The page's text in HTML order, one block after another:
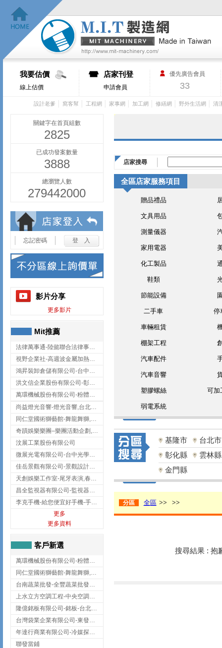
我要估價
線上估價
店家刊登
申請會員
優先廣告會員
33
設計老爹 窩客幫 工程網 家事網 加工網 修繕網 野外生活網 清
關鍵字在首頁組數
2825
已成功發案數量
3888
總瀏覽人數
279442000
忘記密碼
影片分享
更多影片
Mit推薦
法律萬事通-陸懿聯合法律事務所
視野企業社-高週波金屬加熱設備,彰化高週波金屬加熱設備
鴻昇裝卸倉儲有限公司-台中貨櫃裝卸
洪文信企業股份有限公司-彰化鋅合金鑄造,彰化五金加工,彰化五金配件
萬環機械股份有限公司-粉體塗裝設備,輸送機,輸送機設備,台南輸送機
尚益燈光音響-燈光音響,台北燈光音響,台北燈光音響出租
同仁堂國術獅藝館-舞龍舞獅,台中舞龍舞獅
奇蹟娛樂樂團–樂團活動企劃,台中樂團表演,台中婚禮樂團
汶展工業股份有限公司
微展光電有限公司-台中光學鍍膜,optical filter taiwan,台灣光學鍍膜
佳岳景觀有限公司-景觀設計公司,台北景觀設計,台北景觀工程,中山區景觀設計
天創娛樂工作室-尾牙表演,春酒表演,板橋尾牙表演
昌全監視器有限公司-監視器安裝,高雄監視器安裝,鳳山區監視器安裝
李克手機-給您便宜好手機-手機收購,屏東手機收購
更多
更多資料
客戶新選
萬環機械股份有限公司-粉體塗裝設備,輸送機,輸送機設備,台南輸送機
同仁堂國術獅藝館-舞龍舞獅,台中舞龍舞獅
台南蔬菜批發-全豐蔬菜批發專送/台南蔬菜箱宅配到府
上水立方空調工程-中央空調規劃,台北中央空調規劃
隆億銘板有限公司-銘板-台北銘板-板橋銘板
台灣袋業企業有限公司-東發企業社/台中太空袋/太空包
年達行商業有限公司-冷媒探漏儀,壓力錶組,真空泵浦,台北冷凍空調材料
聯發當鋪
店家搜尋
全區店家服務項目
贈品禮品
文具用品
測量儀器
家用電器
化工製品
鞋類
節能設備
二手車 停
車輛租賃
棚架工程
汽車配件
汽車音響
塑膠螺絲 可加
弱電系統
基隆市
台北市
彰化縣
雲林縣
金門縣
分區 全區 >> >>
搜尋結果 : 抱